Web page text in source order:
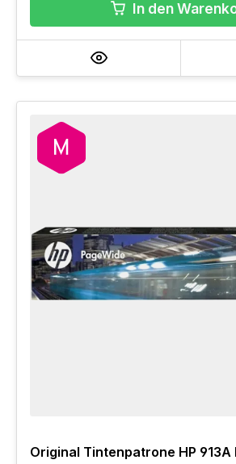
In den
Original Tintenpatrone HP 913A